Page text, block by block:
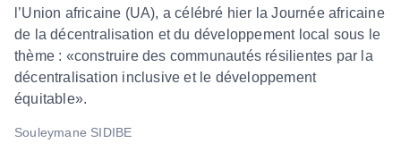
l’Union africaine (UA), a célébré hier la Journée africaine
de la décentralisation et du développement local sous le
thème : «construire des communautés résilientes par la
décentralisation inclusive et le développement
équitable».
Souleymane SIDIBE